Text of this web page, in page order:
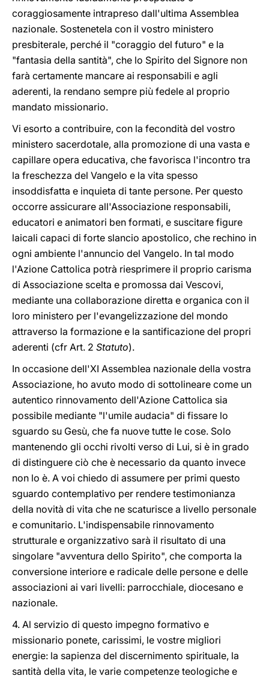
coraggiosamente intrapreso dall'ultima Assemblea
nazionale. Sostenetela con il vostro ministero
presbiterale, perché il "coraggio del futuro" e la
"fantasia della santità", che lo Spirito del Signore non
farà certamente mancare ai responsabili e agli
aderenti, la rendano sempre più fedele al proprio
mandato missionario.
Vi esorto a contribuire, con la fecondità del vostro
ministero sacerdotale, alla promozione di una vasta e
capillare opera educativa, che favorisca l'incontro tra
la freschezza del Vangelo e la vita spesso
insoddisfatta e inquieta di tante persone. Per questo
occorre assicurare all'Associazione responsabili,
educatori e animatori ben formati, e suscitare figure
laicali capaci di forte slancio apostolico, che rechino in
ogni ambiente l'annuncio del Vangelo. In tal modo
l'Azione Cattolica potrà riesprimere il proprio carisma
di Associazione scelta e promossa dai Vescovi,
mediante una collaborazione diretta e organica con il
loro ministero per l'evangelizzazione del mondo
attraverso la formazione e la santificazione del propri
aderenti (cfr Art. 2 Statuto).
In occasione dell'XI Assemblea nazionale della vostra
Associazione, ho avuto modo di sottolineare come un
autentico rinnovamento dell'Azione Cattolica sia
possibile mediante "l'umile audacia" di fissare lo
sguardo su Gesù, che fa nuove tutte le cose. Solo
mantenendo gli occhi rivolti verso di Lui, si è in grado
di distinguere ciò che è necessario da quanto invece
non lo è. A voi chiedo di assumere per primi questo
sguardo contemplativo per rendere testimonianza
della novità di vita che ne scaturisce a livello personale
e comunitario. L'indispensabile rinnovamento
strutturale e organizzativo sarà il risultato di una
singolare "avventura dello Spirito", che comporta la
conversione interiore e radicale delle persone e delle
associazioni ai vari livelli: parrocchiale, diocesano e
nazionale.
4. Al servizio di questo impegno formativo e
missionario ponete, carissimi, le vostre migliori
energie: la sapienza del discernimento spirituale, la
santità della vita, le varie competenze teologiche e